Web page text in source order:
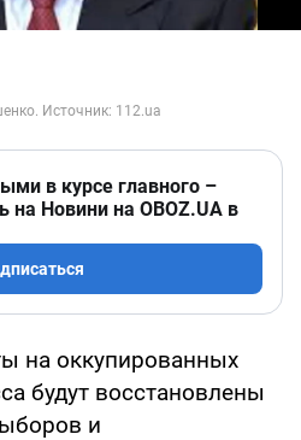
в курсе главного –
на Новини на OBOZ.UA в
на оккупированных
будут восстановлены
и